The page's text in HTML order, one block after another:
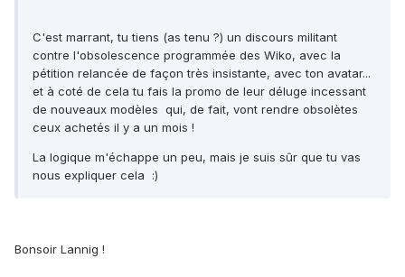
C'est marrant, tu tiens (as tenu ?) un discours militant
contre l'obsolescence programmée des Wiko, avec la
pétition relancée de façon très insistante, avec ton avatar...
et à coté de cela tu fais la promo de leur déluge incessant
de nouveaux modèles qui, de fait, vont rendre obsolètes
ceux achetés il y a un mois !
La logique m'échappe un peu, mais je suis sûr que tu vas
nous expliquer cela :)
Bonsoir Lannig !